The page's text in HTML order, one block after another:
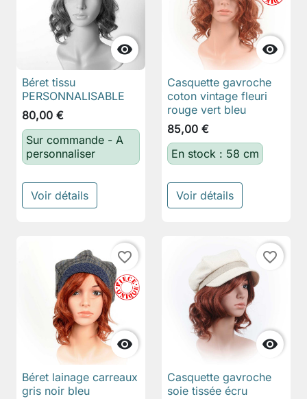

Béret tissu
PERSONNALISABLE
80,00 €
Sur commande - A
personnaliser
Voir détails

Casquette gavroche
coton vintage fleuri
rouge vert bleu
85,00 €
En stock : 58 cm
Voir détails

favorite_border
Béret lainage carreaux
gris noir bleu

favorite_border
Casquette gavroche
soie tissée écru